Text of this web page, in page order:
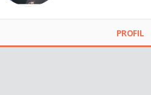
PROFIL